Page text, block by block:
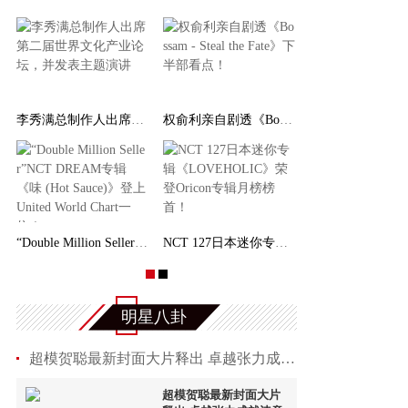
李秀满总制作人出席第二届世界文化产业论坛，并发 权俞利亲自剧透《Bossam - Steal the Fate》下
“Double Million Seller”NCT DREAM专辑《味 ( NCT 127日本迷你专辑《LOVEHOLIC》荣登Oricon专
明星八卦
超模贺聪最新封面大片释出 卓越张力成就诗意时
超模贺聪最新封面大片